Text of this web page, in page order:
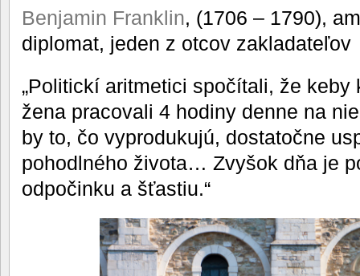
Benjamin Franklin, (1706 – 1790),
diplomat, jeden z otcov zakladateľov
„Politickí aritmetici spočítali, že keby
žena pracovali 4 hodiny denne na
by to, čo vyprodukujú, dostatočne
pohodlného života… Zvyšok dňa je
odpočinku a šťastiu.“